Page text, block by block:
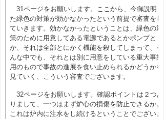
31ページをお願いします。ここから、今御説明し
た緑色の対策が効かなかったという前提で審査をし
ていきます。効かなかったということは、緑色の対
策のために用意してある電源であるとかポンプと
か、それは全部とにかく機能を殺してしまって、そ
んな中でも、それとは別に用意をしている重大事故
用のもので事故の進展を食い止められるかどうかを
見ていく、こういう審査でございます。
32ページをお願いします。確認ポイントは２つあ
りまして、一つはまず炉心の損傷を防止できるか。
これは炉内に注水をし続けるということでございま